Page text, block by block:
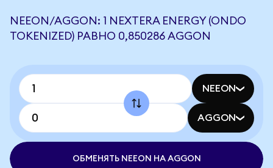
NEEON/AGGON: 1 NEXTERA ENERGY (ONDO
TOKENIZED) РАВНО 0,850286 AGGON
NEEON
AGGON
ОБМЕНЯТЬ NEEON НА AGGON